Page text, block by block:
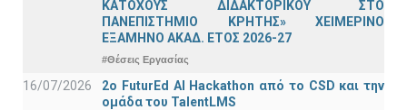
ΚΑΤΟΧΟΥΣ ΔΙΔΑΚΤΟΡΙΚΟΥ ΣΤΟ
ΠΑΝΕΠΙΣΤΗΜΙΟ ΚΡΗΤΗΣ» ΧΕΙΜΕΡΙΝΟ
ΕΞΑΜΗΝΟ ΑΚΑΔ. ΕΤΟΣ 2026-27
#Θέσεις Εργασίας
16/07/2026
2o FuturEd AI Hackathon από το CSD και την
ομάδα του TalentLMS